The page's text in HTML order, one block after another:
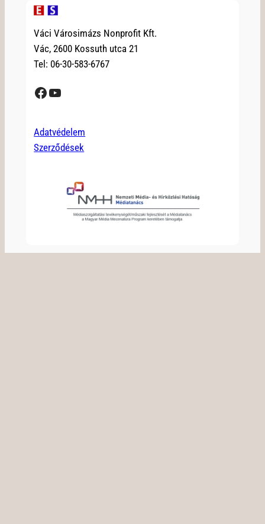
Váci Városimázs Nonprofit Kft.
Vác, 2600 Kossuth utca 21
Tel: 06-30-583-6767
Facebook YouTube
Adatvédelem
Szerződések